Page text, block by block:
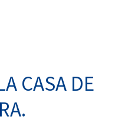
CASA DE